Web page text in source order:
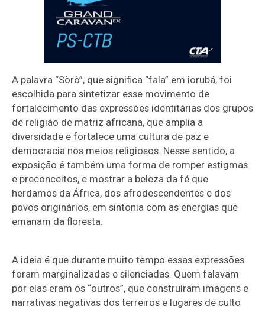
A palavra “Sòrò”, que significa “fala” em iorubá, foi
escolhida para sintetizar esse movimento de
fortalecimento das expressões identitárias dos grupos
de religião de matriz africana, que amplia a
diversidade e fortalece uma cultura de paz e
democracia nos meios religiosos. Nesse sentido, a
exposição é também uma forma de romper estigmas
e preconceitos, e mostrar a beleza da fé que
herdamos da África, dos afrodescendentes e dos
povos originários, em sintonia com as energias que
emanam da floresta.
A ideia é que durante muito tempo essas expressões
foram marginalizadas e silenciadas. Quem falavam
por elas eram os “outros”, que construíram imagens e
narrativas negativas dos terreiros e lugares de culto